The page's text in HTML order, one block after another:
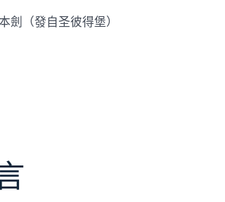
劍（發自圣彼得堡）